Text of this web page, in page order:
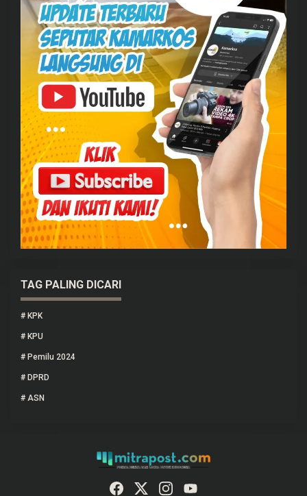
TAG PALING DICARI
# KPK
# KPU
# Pemilu 2024
# DPRD
# ASN